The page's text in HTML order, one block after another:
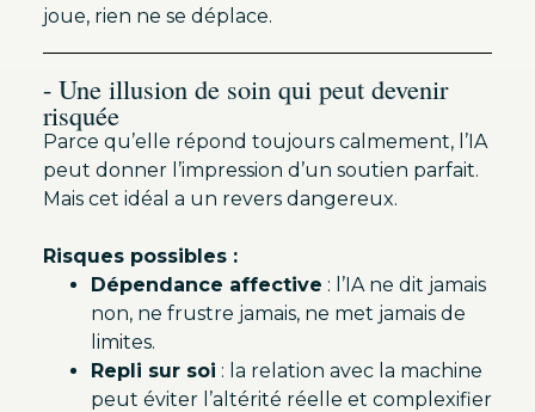
joue, rien ne se déplace.
- Une illusion de soin qui peut devenir
risquée
Parce qu’elle répond toujours calmement, l’IA
peut donner l’impression d’un soutien parfait.
Mais cet idéal a un revers dangereux.
Risques possibles :
Dépendance affective : l’IA ne dit jamais
non, ne frustre jamais, ne met jamais de
limites.
Repli sur soi : la relation avec la machine
peut éviter l’altérité réelle et complexifier